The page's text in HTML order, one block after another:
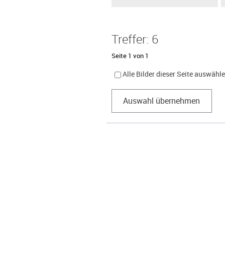
Treffer: 6
Seite 1 von 1
Alle Bilder dieser Seite
Auswahl übernehmen